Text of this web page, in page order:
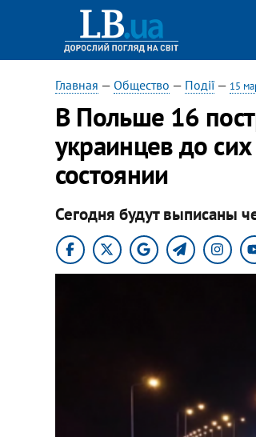
Главная — Общество — Події— 15
В Польше 16
украинцев до
состоянии
Сегодня будут выписаны